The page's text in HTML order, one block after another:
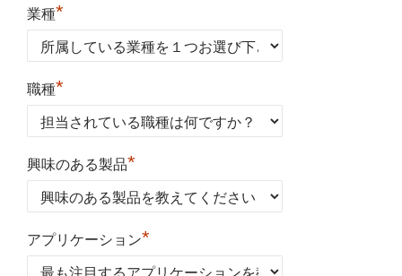
業種*
職種*
興味のある製品*
アプリケーション*